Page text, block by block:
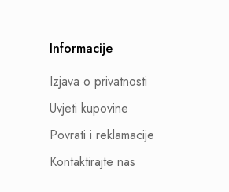
Informacije
Izjava o privatnosti
Uvjeti kupovine
Povrati i reklamacije
Kontaktirajte nas